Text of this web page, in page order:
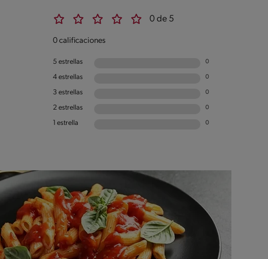
0 de 5
0 calificaciones
5 estrellas 0
4 estrellas 0
3 estrellas 0
2 estrellas 0
1 estrella 0